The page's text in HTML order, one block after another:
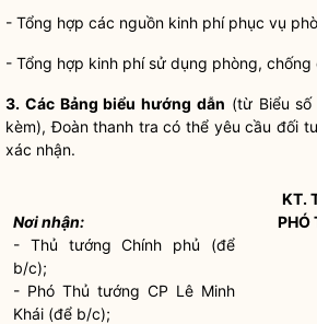
- Tổng hợp các nguồn kinh phí phục vụ
- Tổng hợp kinh phí sử dụng phòng, chống
3. Các Bảng biểu hướng dẫn (từ Biểu
kèm), Đoàn thanh tra có thể yêu cầu đối
xác nhận.
Nơi nhận:
- Thủ tướng Chính phủ (để
b/c);
- Phó Thủ tướng CP Lê Minh
Khái (để b/c);
KT.
PHÓ